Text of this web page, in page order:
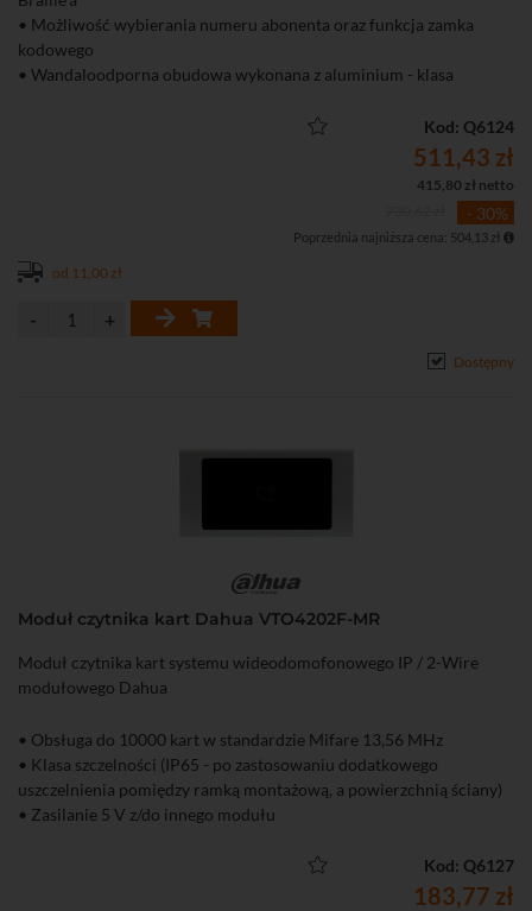
• Możliwość wybierania numeru abonenta oraz funkcja zamka
kodowego
• Wandaloodporna obudowa wykonana z aluminium - klasa
• Klasa szczelności IP65 (po zastosowaniu dodatkowego
uszczelnienia pomiędzy ramką montażową, a powierzchnią ściany)
Kod: Q6124
511,43 zł
415,80 zł netto
- 30%
Poprzednia najniższa cena: 504,13 zł
od 11,00 zł
Dostępny
Moduł czytnika kart Dahua VTO4202F-MR
Moduł czytnika kart systemu wideodomofonowego IP / 2-Wire
modułowego Dahua
• Obsługa do 10000 kart w standardzie Mifare 13,56 MHz
• Klasa szczelności (IP65 - po zastosowaniu dodatkowego
uszczelnienia pomiędzy ramką montażową, a powierzchnią ściany)
• Zasilanie 5 V z/do innego modułu
Kod: Q6127
183,77 zł